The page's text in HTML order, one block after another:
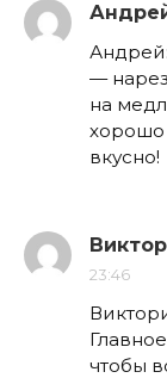
—
на
хорошо
вкусно!
23:46
чтобы